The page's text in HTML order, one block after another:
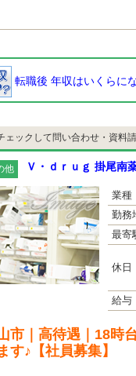
転職後 年収はいくらに
ェックして問い合わせ・資料
他 Ｖ・ｄｒｕｇ 掛尾南
業種
勤務
最寄
休日
給与
市｜高待遇｜18時
す♪【社員募集】